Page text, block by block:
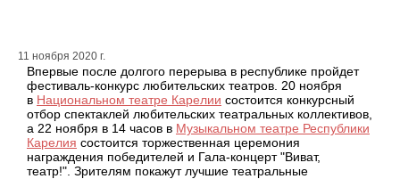
11 ноября 2020 г.
Впервые после долгого перерыва в республике пройдет
фестиваль-конкурс любительских театров. 20 ноября
в Национальном театре Карелии состоится конкурсный
отбор спектаклей любительских театральных коллективов,
а 22 ноября в 14 часов в Музыкальном театре Республики
Карелия состоится торжественная церемония
награждения победителей и Гала-концерт "Виват,
театр!". Зрителям покажут лучшие театральные